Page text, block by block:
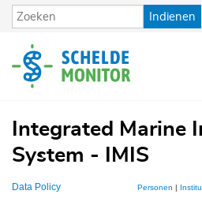
Overslaan
en
de
inhoud
Indienen
Integrated Marine
System - IMIS
Data Policy Personen |